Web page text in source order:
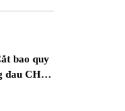
bao quy
đau CHỈ